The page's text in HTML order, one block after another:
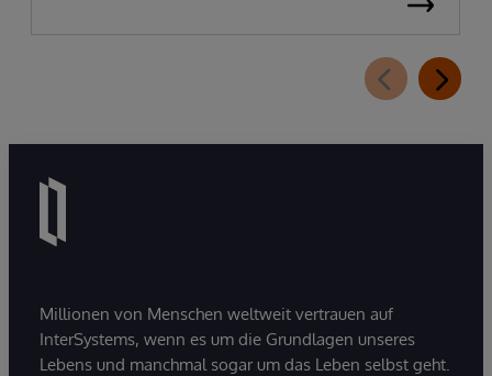
Millionen von Menschen weltweit vertrauen auf
InterSystems, wenn es um die Grundlagen unseres
Lebens und manchmal sogar um das Leben selbst geht.